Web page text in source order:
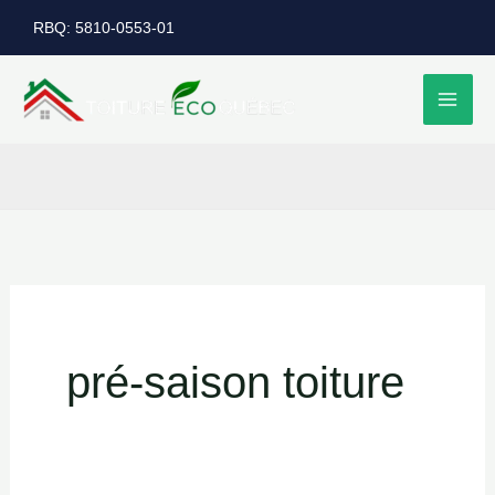
au
contenu
RBQ: 5810-0553-01
pré-saison toiture